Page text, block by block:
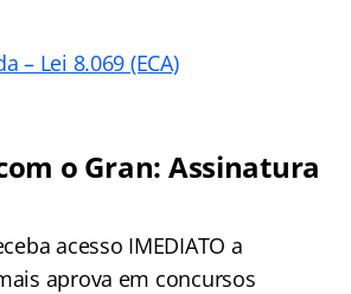
– Lei 8.069 (ECA)
o Gran: Assinatura
acesso IMEDIATO a
aprova em concursos